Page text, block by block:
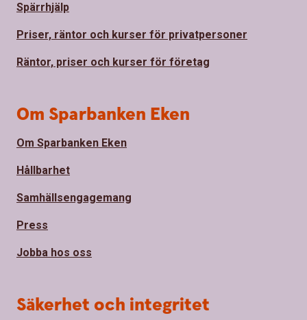
Spärrhjälp
Priser, räntor och kurser för privatpersoner
Räntor, priser och kurser för företag
Om Sparbanken Eken
Om Sparbanken Eken
Hållbarhet
Samhällsengagemang
Press
Jobba hos oss
Säkerhet och integritet